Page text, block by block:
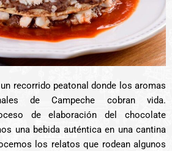
recorrido peatonal donde los aromas
de Campeche cobran vida.
de elaboración del chocolate
una bebida auténtica en una cantina
los relatos que rodean algunos